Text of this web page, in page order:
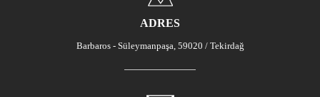
ADRES
Barbaros - Süleymanpaşa, 59020 / Tekirdağ